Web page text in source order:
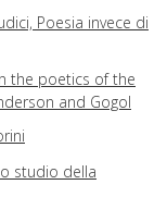
Poesia invece di
the poetics of the
and Gogol
studio della